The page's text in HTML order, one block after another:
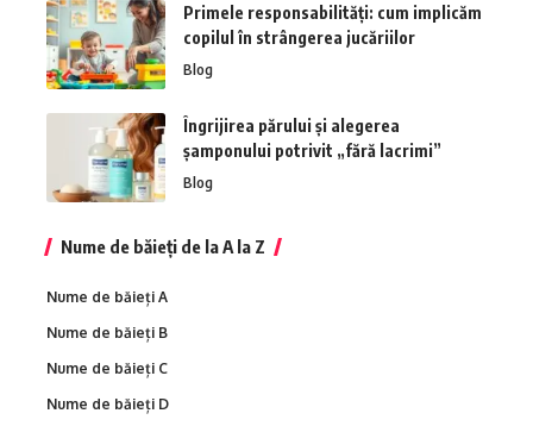
Primele responsabilități: cum implicăm
copilul în strângerea jucăriilor
Blog
Îngrijirea părului și alegerea
șamponului potrivit „fără lacrimi”
Blog
Nume de băieți de la A la Z
Nume de băieți A
Nume de băieți B
Nume de băieți C
Nume de băieți D